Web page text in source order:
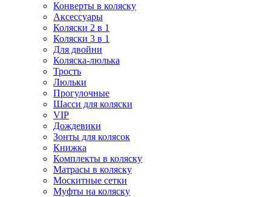
Конверты в коляску
Аксессуары
Коляски 2 в 1
Коляски 3 в 1
Для двойни
Коляска-люлька
Трость
Люльки
Прогулочные
Шасси для коляски
VIP
Дождевики
Зонты для колясок
Книжка
Комплекты в коляску
Матрасы в коляску
Москитные сетки
Муфты на коляску